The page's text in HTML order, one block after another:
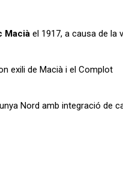
Macià el 1917, a causa de la
exili de Macià i el Complot
Nord amb integració de